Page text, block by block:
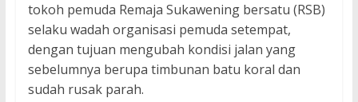
tokoh pemuda Remaja Sukawening bersatu (RSB)
selaku wadah organisasi pemuda setempat,
dengan tujuan mengubah kondisi jalan yang
sebelumnya berupa timbunan batu koral dan
sudah rusak parah.